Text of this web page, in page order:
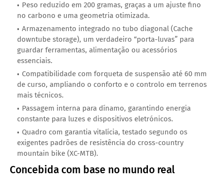
Peso reduzido em 200 gramas, graças a um ajuste fino
no carbono e uma geometria otimizada.
Armazenamento integrado no tubo diagonal (Cache
downtube storage), um verdadeiro “porta-luvas” para
guardar ferramentas, alimentação ou acessórios
essenciais.
Compatibilidade com forqueta de suspensão até 60 mm
de curso, ampliando o conforto e o controlo em terrenos
mais técnicos.
Passagem interna para dínamo, garantindo energia
constante para luzes e dispositivos eletrónicos.
Quadro com garantia vitalícia, testado segundo os
exigentes padrões de resistência do cross-country
mountain bike (XC-MTB).
Concebida com base no mundo real